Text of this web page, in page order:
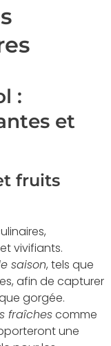
:
et
fruits
vivifiants.
saison, tels que
afin de capturer
gorgée.
fraîchescomme
une